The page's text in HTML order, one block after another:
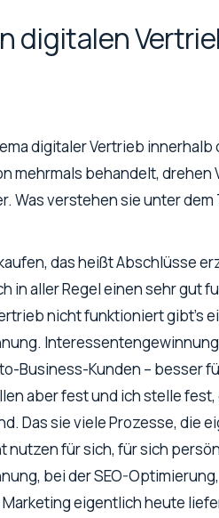
digitalen
digitaler Vertrieb innerhalb
mehrmals behandelt, drehen
Was verstehen sie unter dem
das heißt Abschlüsse
in aller Regel einen sehr gut
nicht funktioniert gibt’s
Business-Kunden – besser
aber fest und ich stelle
Das sie viele Prozesse, die
für sich, für sich
bei der SEO-
eigentlich heute